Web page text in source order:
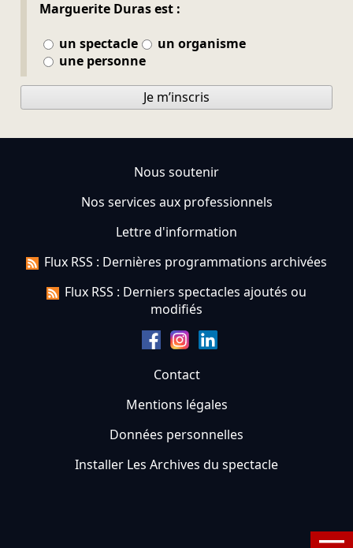
Marguerite Duras est :
un spectacle
un organisme
une personne
Je m’inscris
Nous soutenir
Nos services aux professionnels
Lettre d'information
Flux RSS : Dernières programmations archivées
Flux RSS : Derniers spectacles ajoutés ou
modifiés
Contact
Mentions légales
Données personnelles
Installer Les Archives du spectacle